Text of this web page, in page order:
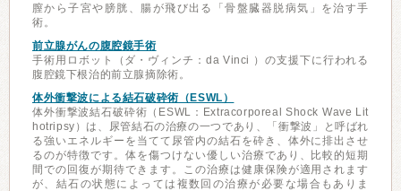
膣から子宮や膀胱、腸が飛び出る「骨盤臓器脱病気」を治す手
術。
前立腺がんの腹腔鏡手術
手術用ロボット（ダ・ヴィンチ：da Vinci ）の支援下に行われる
腹腔鏡下根治的前立腺摘除術。
体外衝撃波による結石破砕術（ESWL）
体外衝撃波結石破砕術（ESWL：Extracorporeal Shock Wave Lit
hotripsy）は、尿管結石の治療の一つであり、「衝撃波」と呼ばれ
る強いエネルギーを当てて尿管内の結石を砕き、体外に排出させ
るのが特徴です。体を傷つけない優しい治療であり、比較的短期
間での回復が期待できます。この治療は健康保険が適用されます
が、結石の状態によっては複数回の治療が必要な場合もありま